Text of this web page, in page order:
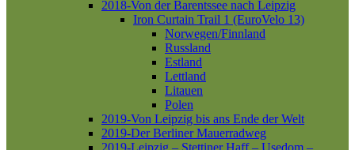
2018-Von der Barentssee nach Leipzig
Iron Curtain Trail 1 (EuroVelo 13)
Norwegen/Finnland
Russland
Estland
Lettland
Litauen
Polen
2019-Von Leipzig bis ans Ende der Welt
2019-Der Berliner Mauerradweg
2019-Leipzig – Stettiner Haff – Usedom –